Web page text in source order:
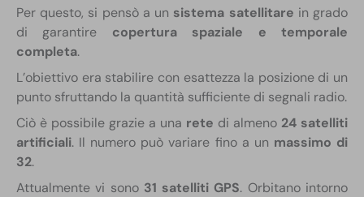
Per questo, si pensò a un sistema satellitare in grado
di garantire copertura spaziale e temporale
completa.
L’obiettivo era stabilire con esattezza la posizione di un
punto sfruttando la quantità sufficiente di segnali radio.
Ciò è possibile grazie a una rete di almeno 24 satelliti
artificiali. Il numero può variare fino a un massimo di
32.
Attualmente vi sono 31 satelliti GPS. Orbitano intorno